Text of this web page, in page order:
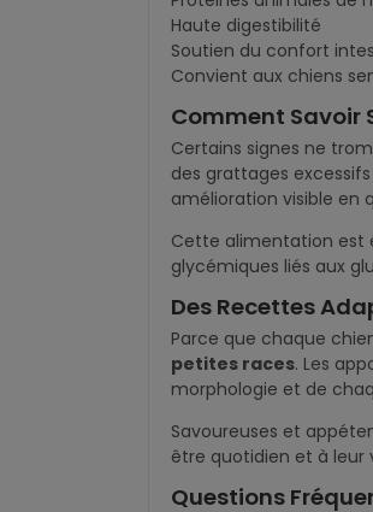
Haute digestibilité
Soutien du confort
Convient aux chiens
Comment Savoir
Certains signes ne
des grattages
amélioration visible en
Cette alimentation est
glycémiques liés aux
Des Recettes
Parce que chaque
petites races. Les
morphologie et de
Savoureuses et
être quotidien et à leur
Questions